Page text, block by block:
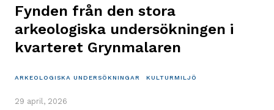
Fynden från den stora
arkeologiska undersökningen i
kvarteret Grynmalaren
ARKEOLOGISKA UNDERSÖKNINGAR KULTURMILJÖ
29 april, 2026